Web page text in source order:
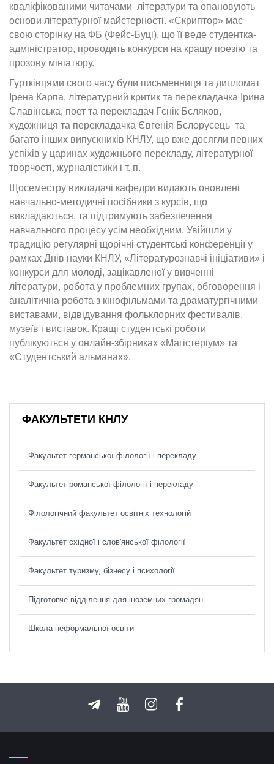
кваліфікованими читачами літератури та опановують
основи літературної майстерності. «Скриптор» має
свою сторінку на ФБ (Фейс-Буці), що її веде студентка-
адміністратор, проводить конкурси на кращу поезію та
прозову мініатюру.
Гуртківцями свого часу були письменниця та дипломат
Ірена Карпа, літературний критик та перекладачка Ірина
Славінська, поет та перекладач Гєнік Бєляков,
художниця та перекладачка Євгенія Бєлорусець та
багато інших випускників КНЛУ, що вже досягли певних
успіхів у царинах художнього перекладу, літературної
творчості, журналістики і т. п.
Щосеместру викладачі кафедри видають оновлені
навчально-методичні посібники з курсів, що
викладаються, та підтримують забезпечення
навчального процесу усім необхідним. Увійшли у
традицію регулярні щорічні студентські конференції у
рамках Днів науки КНЛУ, «Літературознавчі ініціативи» і
конкурси для молоді, зацікавленої у вивченні
літератури, робота у проблемних групах, обговорення і
аналітична робота з кінофільмами та драматургічними
виставами, відвідування фольклорних фестивалів,
музеїв і виставок. Кращі студентські роботи
публікуються у онлайн-збірниках «Магістеріум» та
«Студентський альманах».
ФАКУЛЬТЕТИ КНЛУ
Факультет германської філології і перекладу
Факультет романської філології і перекладу
Філологічний факультет освітніх технологій
Факультет східної і слов'янської філології
Факультет туризму, бізнесу і психології
Підготовче відділення для іноземних громадян
Школа неформальної освіти